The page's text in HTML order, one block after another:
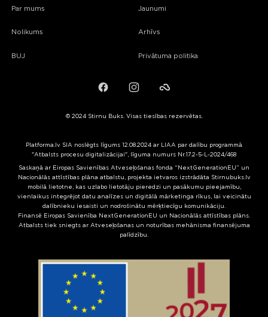
Par mums
Nolikums
BUJ
Jaunumi
Arhīvs
Privātuma politika
FacebookInstagramFailiem.lv
© 2024 Stirnu Buks. Visas tiesības rezervētas.
Platforma.lv SIA noslēgts līgums 12.08.2024 ar LIAA par dalību programmā
"Atbalsts procesu digitalizācijai", līguma numurs Nr.17.2-5-L-2024/468
Saskaņā ar Eiropas Savienības Atveseļošanas fonda “NextGenerationEU” un
Nacionālās attīstības plāna atbalstu, projekta ietvaros izstrādāta Stirnubuks.lv
mobilā lietotne, kas uzlabo lietotāju pieredzi un pasākumu pieejamību,
vienlaikus integrējot datu analīzes un digitālā mārketinga rīkus, lai veicinātu
dalībnieku iesaisti un nodrošinātu mērķtiecīgu komunikāciju.
Finansē Eiropas Savienība NextGenerationEU un Nacionālās attīstības plāns.
Atbalsts tiek sniegts ar Atveseļošanas un noturības mehānisma finansējuma
palīdzību.